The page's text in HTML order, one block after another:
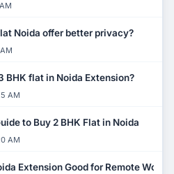
Noida offer better privacy?
BHK flat in Noida Extension?
AM
to Buy 2 BHK Flat in Noida
AM
Extension Good for Remote Work?